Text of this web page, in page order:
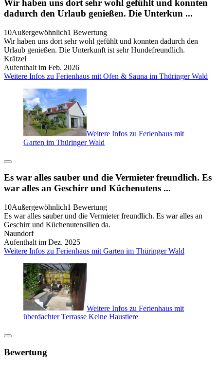
Wir haben uns dort sehr wohl gefühlt und konnten
dadurch den Urlaub genießen. Die Unterkun ...
10Außergewöhnlich1 Bewertung
Wir haben uns dort sehr wohl gefühlt und konnten dadurch den
Urlaub genießen. Die Unterkunft ist sehr Hundefreundlich.
Krätzel
Aufenthalt im Feb. 2026
Weitere Infos zu Ferienhaus mit Ofen & Sauna im Thüringer Wald
Weitere Infos zu Ferienhaus mit
Garten im Thüringer Wald
Es war alles sauber und die Vermieter freundlich. Es
war alles an Geschirr und Küchenutens ...
10Außergewöhnlich1 Bewertung
Es war alles sauber und die Vermieter freundlich. Es war alles an
Geschirr und Küchenutensilien da.
Naundorf
Aufenthalt im Dez. 2025
Weitere Infos zu Ferienhaus mit Garten im Thüringer Wald
Weitere Infos zu Ferienhaus mit
überdachter Terrasse Keine Haustiere
Bewertung